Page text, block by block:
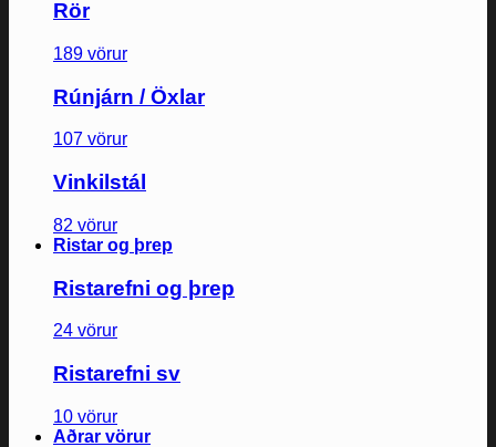
Rör
189 vörur
Rúnjárn / Öxlar
107 vörur
Vinkilstál
82 vörur
Ristar og þrep
Ristarefni og þrep
24 vörur
Ristarefni sv
10 vörur
Aðrar vörur